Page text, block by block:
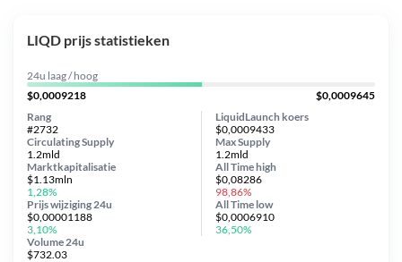
LIQD prijs statistieken
24u laag / hoog
$0,0009218
$0,0009645
LiquidLaunch koers
$0,0009433
Circulating Supply
1.2mld
Prijs wijziging 24u
$0,00001188
3,10%
Max Supply
1.2mld
Marktkapitalisatie
$1.13mln
1,28%
Volume 24u
$732.03
Rang
#2732
All Timehigh
$0,08286
98,86%
All Time low
$0,0006910
36,50%